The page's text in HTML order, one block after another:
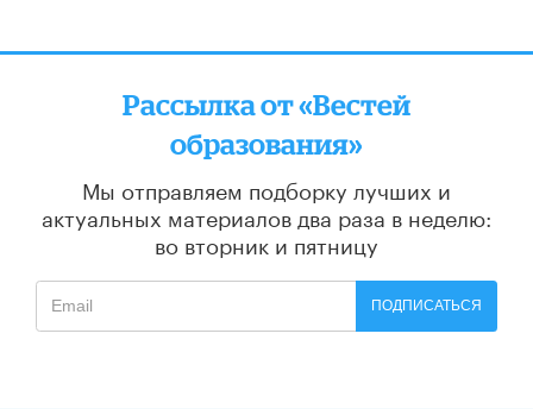
Рассылка от «Вестей
образования»
Мы отправляем подборку лучших и
актуальных материалов два раза в неделю:
во вторник и пятницу
ПОДПИСАТЬСЯ